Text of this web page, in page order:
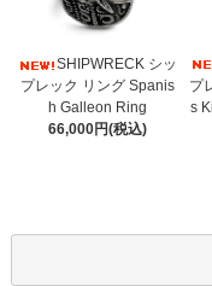
SHIPWRECK シッ
プレック リング Spanis
h Galleon Ring
66,000円(税込)
プ
s